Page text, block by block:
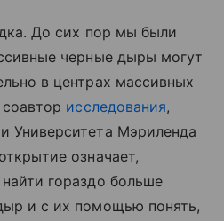
До сих пор мы были
черные дыры могут
в центрах массивных
исследования,
Университета Мэриленда
означает,
гораздо больше
и с их помощью понять,